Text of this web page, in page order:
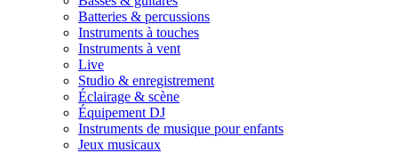
Batteries & percussions
Instruments à touches
Instruments à vent
Live
Studio & enregistrement
Éclairage & scène
Équipement DJ
Instruments de musique pour enfants
Jeux musicaux